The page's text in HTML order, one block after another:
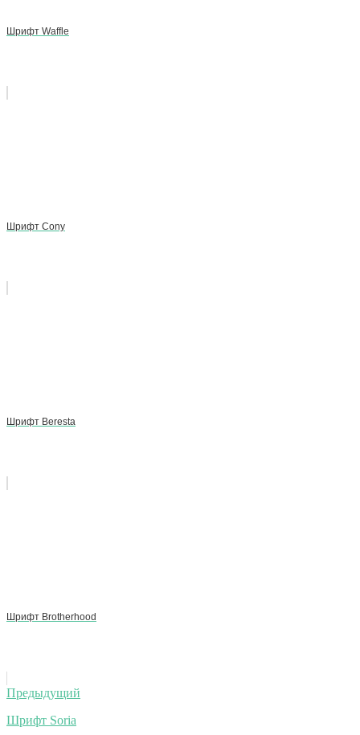
Шрифт Waffle
Шрифт Cony
Шрифт Beresta
Шрифт Brotherhood
Навигация
по
Предыдущий
Шрифт Soria